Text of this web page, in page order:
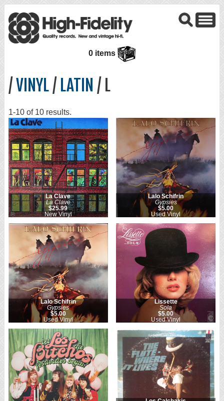
0 items
/VINYL / LATIN / L
1-10 of 10 results.
La Clave
La Clave
$25.99
New Vinyl
Lalo Schifrin
Gypsies
$5.00
Used Vinyl
Lalo Schifrin
Gypsies
$5.00
Used Vinyl
Lissette
Sola
$5.00
Used Vinyl